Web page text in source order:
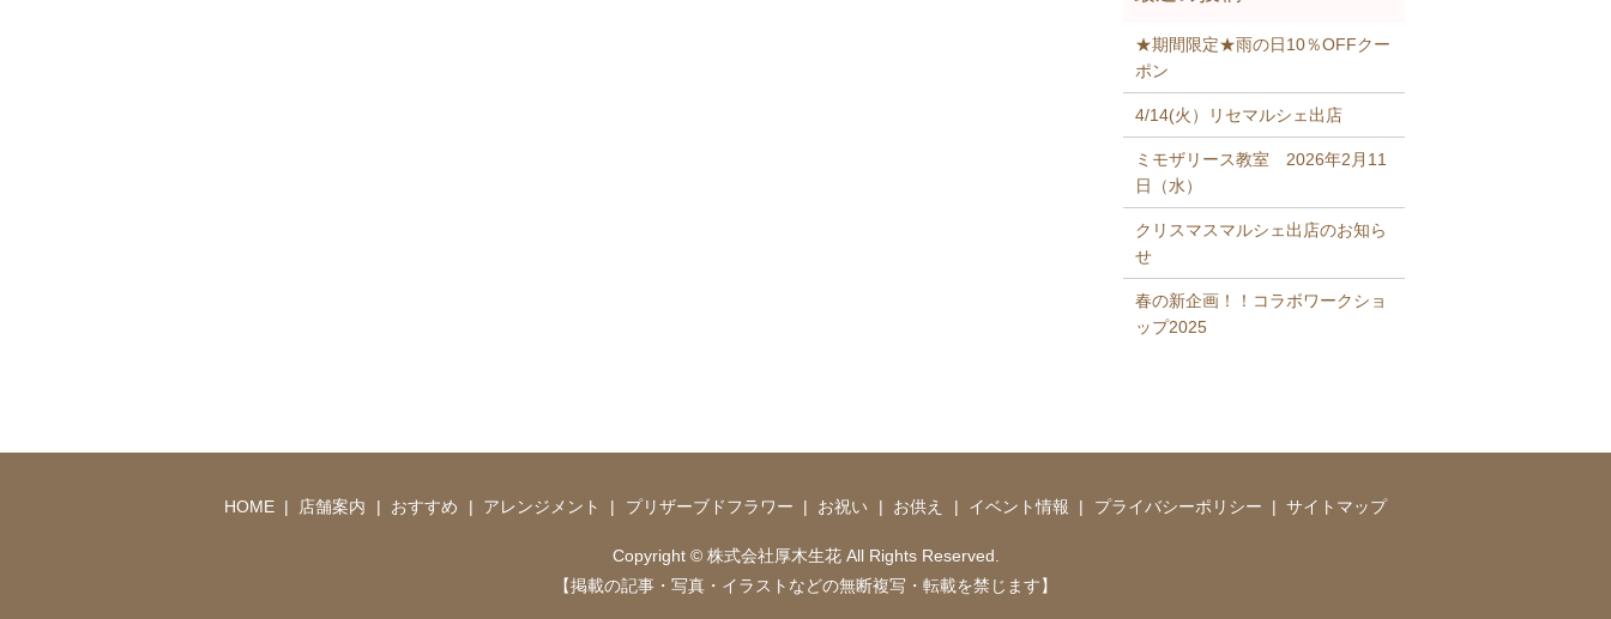
★期間限定★雨の日10％OFFクー
ポン
4/14(火）リセマルシェ出店
ミモザリース教室 2026年2月11
日（水）
クリスマスマルシェ出店のお知ら
せ
春の新企画！！コラボワークショ
ップ2025
HOME 店舗案内 おすすめ アレンジメント プリザーブドフラワー お祝い お供え イベント情報 プライバシーポリシー サイトマップ
Copyright © 株式会社厚木生花 All Rights Reserved.
【掲載の記事・写真・イラストなどの無断複写・転載を禁じます】